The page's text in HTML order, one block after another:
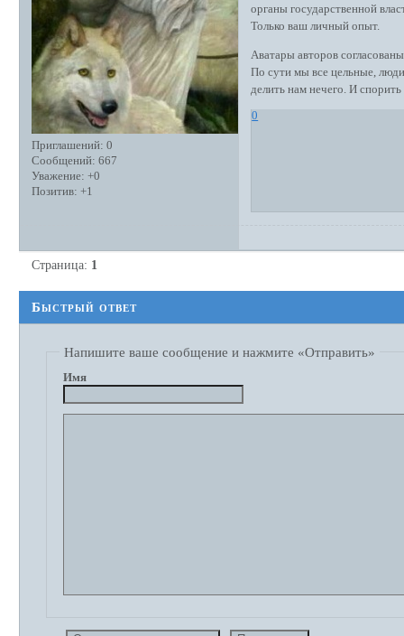
Приглашений: 0
Сообщений: 667
Уважение: +0
Позитив: +1
органы государственной
Только ваш личный опыт.
Аватары авторов
По сути мы все цельные, люди
делить нам нечего. И
0
Страница: 1
Быстрый ответ
Напишите ваше сообщение и нажмите «Отправить»
Имя